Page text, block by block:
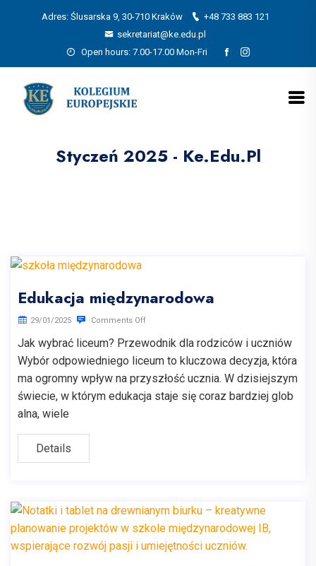
Adres: Ślusarska 9, 30-710 Kraków
+48 733 883 121
sekretariat@ke.edu.pl
Open hours: 7.00-17.00 Mon-Fri
Styczeń 2025 - Ke.edu.pl
Edukacja międzynarodowa
29/01/2025 Comments Off
Jak wybrać liceum? Przewodnik dla rodziców i uczniów
Wybór odpowiedniego liceum to kluczowa decyzja, która
ma ogromny wpływ na przyszłość ucznia. W dzisiejszym
świecie, w którym edukacja staje się coraz bardziej glob
alna, wiele
Details